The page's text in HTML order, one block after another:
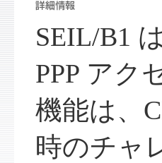
SEIL/B1
PPP アク
機能は、
時のチャ